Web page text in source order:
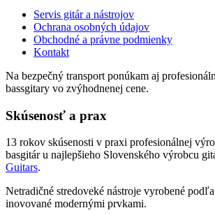
Servis gitár a nástrojov
Ochrana osobných údajov
Obchodné a právne podmienky
Kontakt
Na bezpečný transport ponúkam aj
bassgitary vo zvýhodnenej cene.
Skúsenosť a prax
13 rokov skúsenosti v praxi profesionálnej
basgitár u najlepšieho Slovenského výrobcu
Guitars.
Netradičné stredoveké nástroje vyrobené
inovované modernými prvkami.